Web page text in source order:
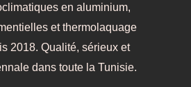
en aluminium,
et thermolaquage
2018. Qualité, sérieux et
dans toute la Tunisie.